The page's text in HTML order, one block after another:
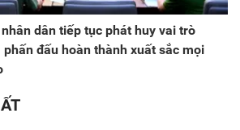
dân tiếp tục phát huy vai trò
đấu hoàn thành xuất sắc mọi